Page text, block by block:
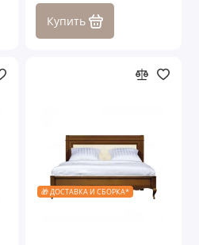
Купить
🎁 ДОСТАВКА И СБОРКА*